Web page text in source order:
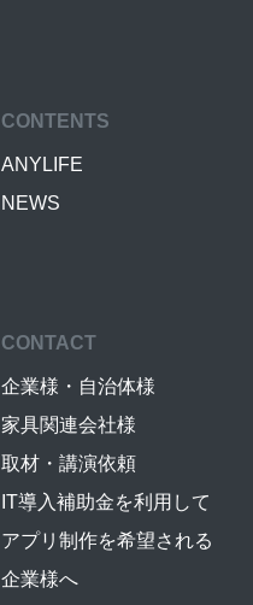
CONTENTS
ANYLIFE
NEWS
CONTACT
企業様・自治体様
家具関連会社様
取材・講演依頼
IT導入補助金を利用して
アプリ制作を希望される
企業様へ